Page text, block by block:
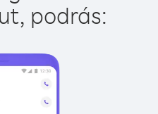
podrás: